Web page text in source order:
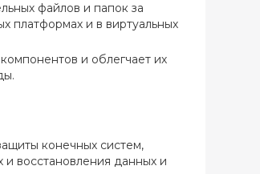
файлов и папок за
платформах и в виртуальных
и облегчает их
конечных систем,
восстановления данных и